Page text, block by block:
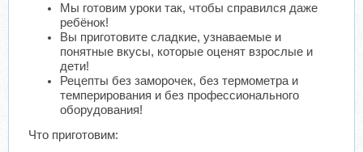
Мы готовим уроки так, чтобы справился даже
ребёнок!
Вы приготовите сладкие, узнаваемые и
понятные вкусы, которые оценят взрослые и
дети!
Рецепты без заморочек, без термометра и
темперирования и без профессионального
оборудования!
Что приготовим: